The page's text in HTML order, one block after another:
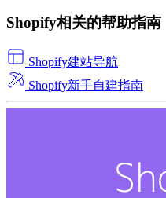
Shopify相关的帮助指南
Shopify建站导航
Shopify新手自建指南